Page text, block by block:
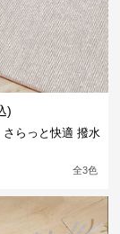
)
らっと快適 撥水
全3色